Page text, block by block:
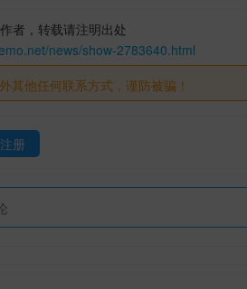
者，转载请注明出处
news/show-2783640.html
其他任何联系方式，谨防被骗！
注册